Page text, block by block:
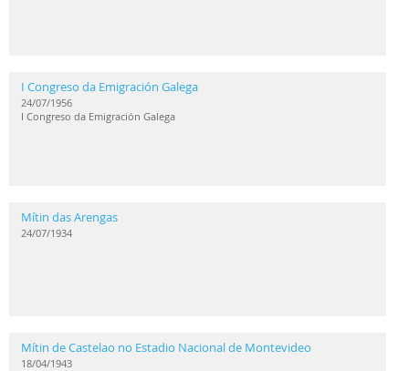
I Congreso da Emigración Galega
24/07/1956
I Congreso da Emigración Galega
Mítin das Arengas
24/07/1934
Mítin de Castelao no Estadio Nacional de Montevideo
18/04/1943